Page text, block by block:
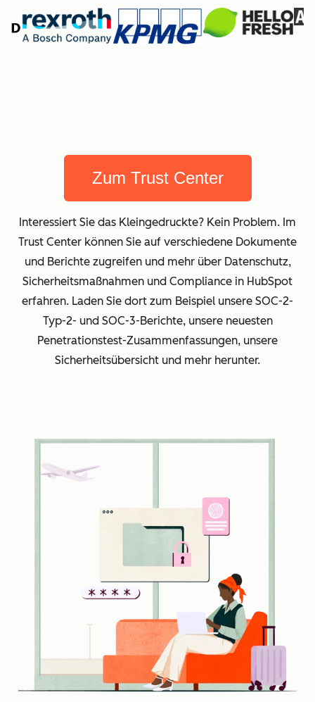
Zum Trust Center
Interessiert Sie das Kleingedruckte? Kein Problem. Im
Trust Center können Sie auf verschiedene Dokumente
und Berichte zugreifen und mehr über Datenschutz,
Sicherheitsmaßnahmen und Compliance in HubSpot
erfahren. Laden Sie dort zum Beispiel unsere SOC-2-
Typ-2- und SOC-3-Berichte, unsere neuesten
Penetrationstest-Zusammenfassungen, unsere
Sicherheitsübersicht und mehr herunter.